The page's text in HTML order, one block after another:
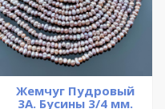
Жемчуг Пудровый
3А. Бусины 3/4 мм.